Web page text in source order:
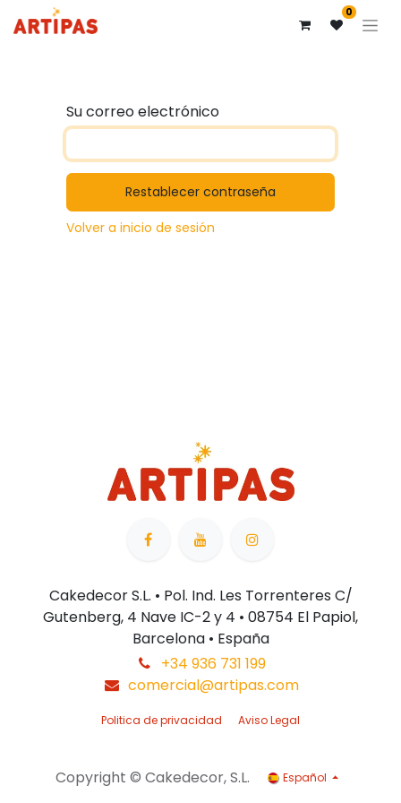
0
Su correo electrónico
Restablecer contraseña
Volver a inicio de sesión
Cakedecor S.L. • Pol. Ind. Les Torrenteres C/
Gutenberg, 4 Nave IC-2 y 4 • 08754 El Papiol,
Barcelona • España
+34 936 731 199
comercial@artipas.com
Politica de privacidad Aviso Legal
Copyright © Cakedecor, S.L. Español